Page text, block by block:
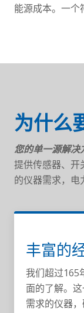
能源成本。一
为什么
您的单一源解决
提供传感器、开
的仪器需求，电
丰富的
我们超过165
面的了解。
需求的仪器